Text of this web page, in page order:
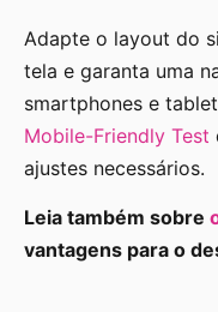
Adapte o layout do
tela e garanta uma
smartphones e
Mobile-Friendly Test
ajustes necessários.
Leia também sobre
vantagens para o